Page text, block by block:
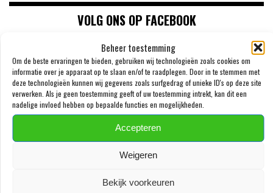
Beheer toestemming
Om de beste ervaringen te bieden, gebruiken wij technologieën zoals cookies om
informatie over je apparaat op te slaan en/of te raadplegen. Door in te stemmen met
deze technologieën kunnen wij gegevens zoals surfgedrag of unieke ID's op deze site
verwerken. Als je geen toestemming geeft of uw toestemming intrekt, kan dit een
nadelige invloed hebben op bepaalde functies en mogelijkheden.
Accepteren
Weigeren
Bekijk voorkeuren
VOLG ONS OP FACEBOOK